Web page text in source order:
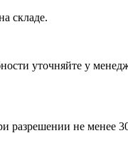
складе.
уточняйте у
не менее